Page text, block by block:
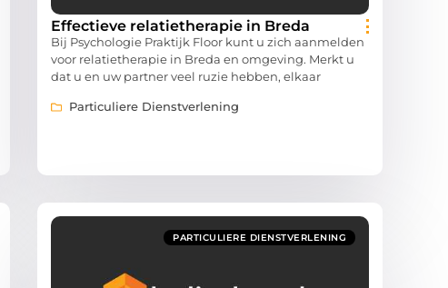
Effectieve relatietherapie in Breda
Bij Psychologie Praktijk Floor kunt u zich aanmelden
voor relatietherapie in Breda en omgeving. Merkt u
dat u en uw partner veel ruzie hebben, elkaar
Particuliere Dienstverlening
PARTICULIERE DIENSTVERLENING